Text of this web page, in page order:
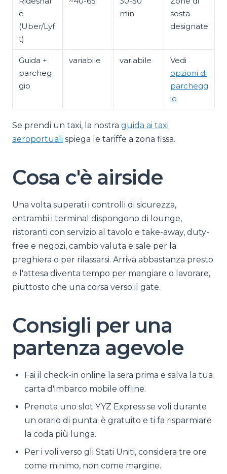
e
(Uber/Lyf
t)
min
sosta
designate
Guida +
parcheg
gio
variabile variabile
Vedi
opzioni di
parchegg
io
Se prendi un taxi, la nostra guida ai taxi
aeroportuali spiega le tariffe a zona fissa.
Cosa c'è airside
Una volta superati i controlli di sicurezza,
entrambi i terminal dispongono di lounge,
ristoranti con servizio al tavolo e take-away, duty-
free e negozi, cambio valuta e sale per la
preghiera o per rilassarsi. Arriva abbastanza presto
e l'attesa diventa tempo per mangiare o lavorare,
piuttosto che una corsa verso il gate.
Consigli per una
partenza agevole
Fai il check-in online la sera prima e salva la tua
carta d'imbarco mobile offline.
Prenota uno slot YYZ Express se voli durante
un orario di punta; è gratuito e ti fa risparmiare
la coda più lunga.
Per i voli verso gli Stati Uniti, considera tre ore
come minimo, non come margine.